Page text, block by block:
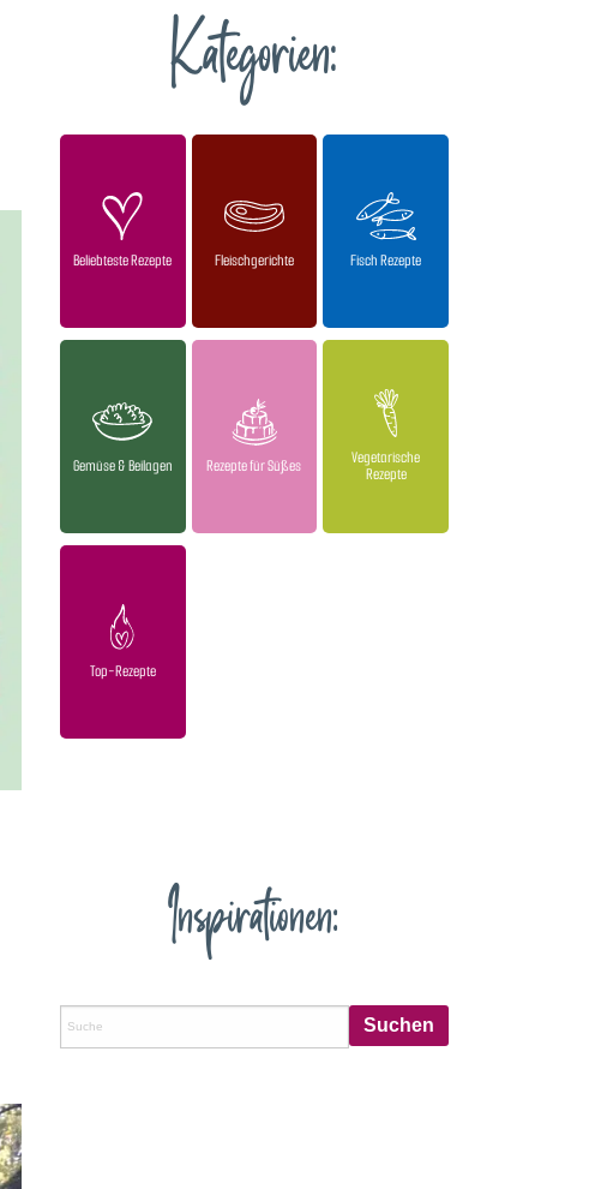
Kategorien:
Beliebteste Rezepte Fleischgerichte Fisch Rezepte
Gemüse & Beilagen Rezepte für Süßes
Vegetarische
Rezepte
Top-Rezepte
Inspirationen: